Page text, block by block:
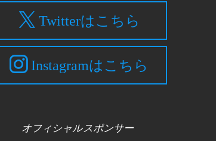
Twitterはこちら
Instagramはこちら
オフィシャルスポンサー